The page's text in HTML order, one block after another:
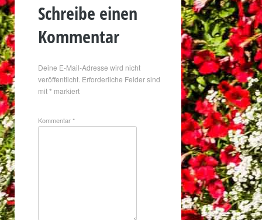
Schreibe einen
Kommentar
Deine E-Mail-Adresse wird nicht
veröffentlicht. Erforderliche Felder sind
mit* markiert
Kommentar*